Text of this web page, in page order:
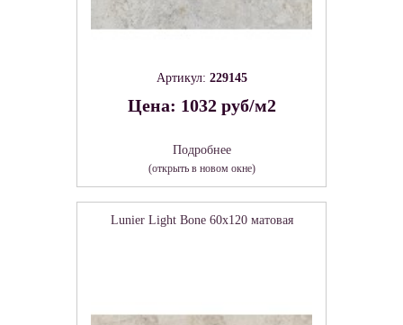
Артикул: 229145
Цена: 1032 руб/м2
Подробнее
(открыть в новом окне)
Lunier Light Bone 60х120 матовая